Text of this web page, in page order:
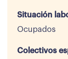
Situación
Ocupados
Colectivos